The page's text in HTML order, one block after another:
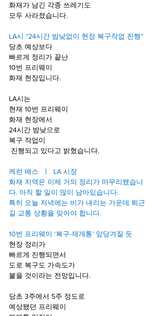
화재가 남긴 각종 쓰레기도
모두 사라졌습니다.
LA시 “24시간 밤낮없이 현장 복구작업 진행”
당초 예상보다
빠르게 정리가 끝난
10번 프리웨이
화재 현장입니다.
LA시는
현재 10번 프리웨이
화재 현장에서
24시간 밤낮으로
복구 작업이
진행되고 있다고 밝혔습니다.
케런 배스  ㅣ  LA 시장
화재 지역은 이제 거의 정리가 마무리됐습니
다. 아직 할 일이 많이 남아있습니다.
특히 오늘 저녁에는 비가 내리는 가운데 퇴근
길 교통 상황을 맞아야 합니다.
10번 프리웨이 ‘복구-재개통’ 앞당겨질 듯
현장 정리가
빠르게 진행되면서
도로 복구도 가속도가
붙을 것이라는 전망입니다.
당초 3주에서 5주 정도로
예상됐던 프리웨이